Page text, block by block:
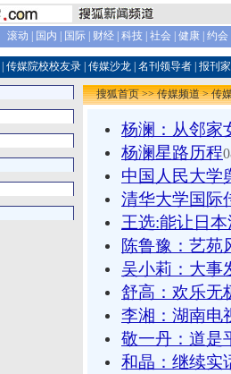
滚动 国内 国际| 财经| 科技| 社会| 健康| 约会
传媒院校校友录 传媒沙龙 名刊领导者 报刊
搜狐首页>>传媒频道>传
杨澜：从邻家
杨澜星路历程
中国人民大学
清华大学国际
王选:能让日
陈鲁豫：艺苑
吴小莉：大事
舒高：欢乐无
李湘：湖南电
敬一丹：道是
和晶：继续实